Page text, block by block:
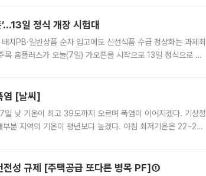
일 정식 개장 시험대
치PB·일반상품 순차 입고에도 신선식품 수급 정상화는 과제최
홈플러스가 오늘(7일) 가오픈을 시작으로 13일 정식으로 재
염 [날씨]
일 낮 기온이 최고 39도까지 오르며 폭염이 이어지겠다. 기상청
분 지역의 기온이 평년보다 높겠다. 아침 최저기온은 22~27
성 규제 [주택공급 또다른 병목 PF]①